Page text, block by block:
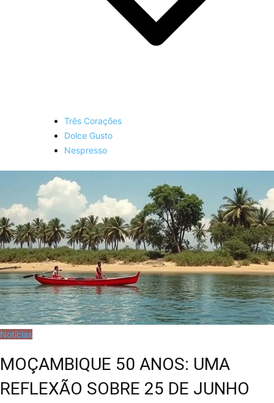
Três Corações
Dolce Gusto
Nespresso
Notícias
MOÇAMBIQUE 50 ANOS: UMA
REFLEXÃO SOBRE 25 DE JUNHO